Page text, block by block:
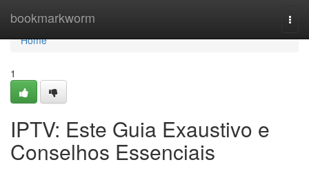
bookmarkworm
Home
Home
1
IPTV: Este Guia Exaustivo e
Conselhos Essenciais